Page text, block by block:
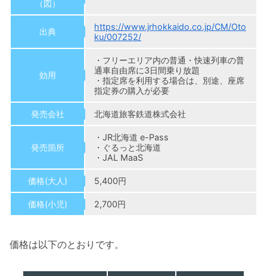
（図）
出典
https://www.jrhokkaido.co.jp/CM/Oto
ku/007252/
効用
・フリーエリア内の普通・快速列車の普
通車自由席に3日間乗り放題
・指定席を利用する場合は、別途、座席
指定券の購入が必要
発売会社 北海道旅客鉄道株式会社
発売箇所
・JR北海道 e-Pass
・ぐるっと北海道
・JAL MaaS
価格(大人) 5,400円
価格(小児) 2,700円
価格は以下のとおりです。